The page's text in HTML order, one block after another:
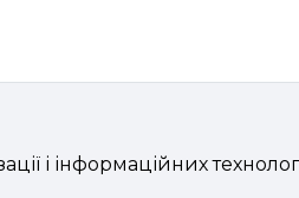
і інформаційних
курсу